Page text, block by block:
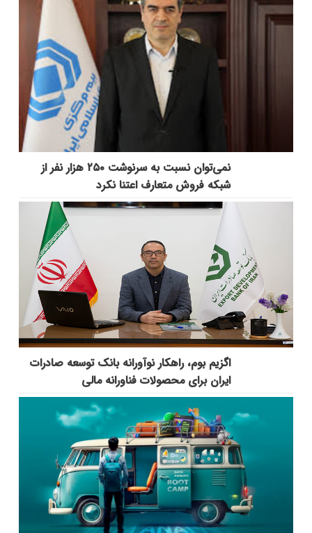
نمی‌توان نسبت به سرنوشت ۲۵۰ هزار نفر از
شبکه فروش متعارف اعتنا نکرد
اگزیم بوم، راهکار نوآورانه بانک توسعه صادرات
ایران برای محصولات فناورانه مالی